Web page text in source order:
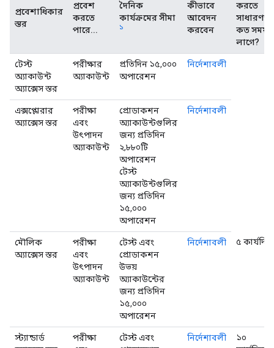
প্রবেশাধিকার
স্তর
প্রবেশ
করতে
পারে...
দৈনিক
কার্যক্রমের সীমা
১
কীভাবে
আবেদন
করবেন
করতে
সাধারণত
কত সময়
লাগে?
টেস্ট
অ্যাকাউন্ট
অ্যাক্সেস স্তর
পরীক্ষার
অ্যাকাউন্ট
প্রতিদিন ১৫,০০০
অপারেশন
নির্দেশাবলী
এক্সপ্লোরার
অ্যাক্সেস স্তর
পরীক্ষা
এবং
উৎপাদন
অ্যাকাউন্ট
প্রোডাকশন
অ্যাকাউন্টগুলির
জন্য প্রতিদিন
২,৮৮০টি
অপারেশন
টেস্ট
অ্যাকাউন্টগুলির
জন্য প্রতিদিন
১৫,০০০
অপারেশন
নির্দেশাবলী
মৌলিক
অ্যাক্সেস স্তর
পরীক্ষা
এবং
উৎপাদন
অ্যাকাউন্ট
টেস্ট এবং
প্রোডাকশন
উভয়
অ্যাকাউন্টের
জন্য প্রতিদিন
১৫,০০০
অপারেশন
নির্দেশাবলী ৫
স্ট্যান্ডার্ড
পরীক্ষা
টেস্ট এবং
নির্দেশাবলী
১০